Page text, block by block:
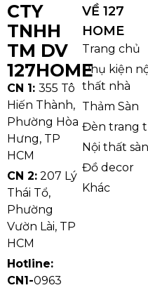
Kiểu dáng và
Đèn thả pha lê TPL8882
kim loại tạo vành chắc
lê K9 rũ tầng đều và dày,
nhưng không rối. Khi bật
hiệu ứng lấp lánh đa
sâu và sang hơn rõ rệt.
phù hợp treo giữa
phiên bản dài L1200 hợp
vì ánh sáng trải đều theo
Pha lê K9 cao cấp được
CTY
TNHH
TM DV
127HOME
CN 1: 355 Tô
Hiến Thành,
Phường Hòa
Hưng, TP
HCM
CN 2: 207 Lý
Thái Tổ,
Phường
Vườn Lài, TP
HCM
Hotline:
CN1-0963
VỀ 127
HOME
Trang chủ
Phụ kiện
thất nhà
Thảm Sàn
Đèn trang
Nội thất sàn
Đồ decor
Khác